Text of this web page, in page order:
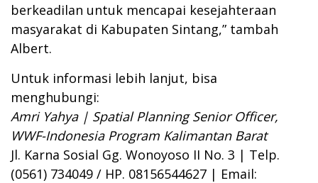
berkeadilan untuk mencapai kesejahteraan
masyarakat di Kabupaten Sintang,” tambah
Albert.
Untuk informasi lebih lanjut, bisa
menghubungi:
Amri Yahya | Spatial Planning Senior Officer,
WWF-Indonesia Program Kalimantan Barat
Jl. Karna Sosial Gg. Wonoyoso II No. 3 | Telp.
(0561) 734049 / HP. 08156544627 | Email: